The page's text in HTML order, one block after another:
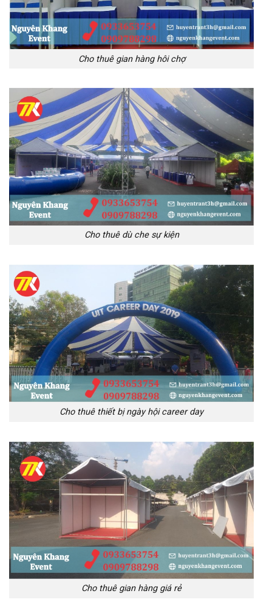
Cho thuê gian hàng hôi chợ
Cho thuê dù che sự kiện
Cho thuê thiết bị ngày hội career day
Cho thuê gian hàng giá rẻ